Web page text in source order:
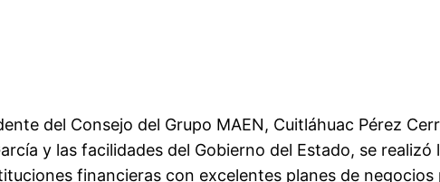
del Consejo del Grupo MAEN, Cuitláhuac Pérez
y las facilidades del Gobierno del Estado, se
financieras con excelentes planes de